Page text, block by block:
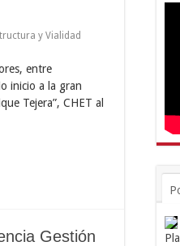
y Vialidad
entre
inicio a la gran
Tejera”, CHET al
Gestión